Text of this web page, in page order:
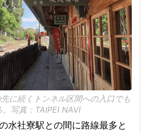
に続くトンネル区間への入口でも
。写真：TAIPEI NAVI
水社寮駅との間に路線最多と